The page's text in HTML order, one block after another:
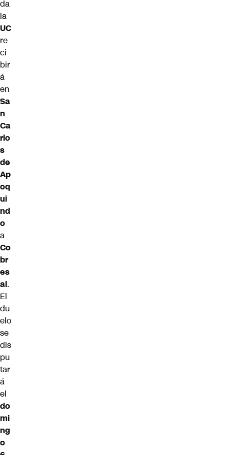
da
la
UC
re
ci
bir
á
en
Sa
n
Ca
rlo
s
de
Ap
oq
ui
nd
o
a
Co
br
es
al.
El
du
elo
se
dis
pu
tar
á
el
do
mi
ng
o